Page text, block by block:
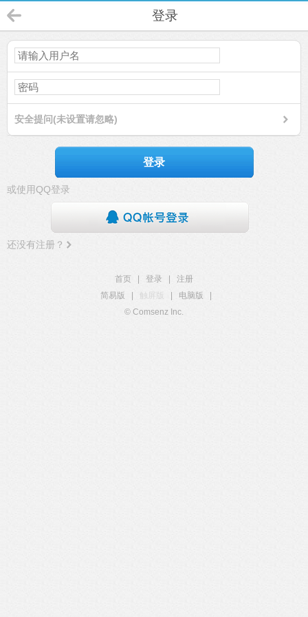
登录
安全提问(未设置请忽略)
登录
或使用QQ登录
还没有注册？
首页 登录
注册
简易版
触屏版 电脑版
© Comsenz Inc.